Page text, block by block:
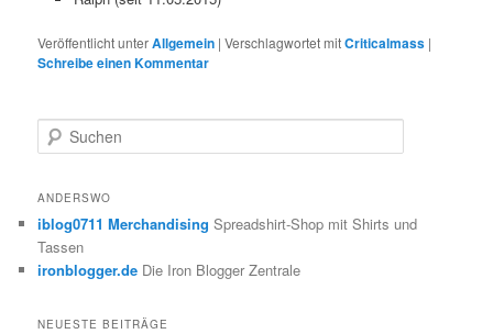
Veröffentlicht unterAllgemein |Verschlagwortet mitCriticalmass |
Schreibe einen Kommentar
u
h
n
ANDERSWO
iblog0711 Merchandising Spreadshirt-Shop mit Shirts und
Tassen
ironblogger.de Die Iron Blogger Zentrale
NEUESTE BEITRÄGE